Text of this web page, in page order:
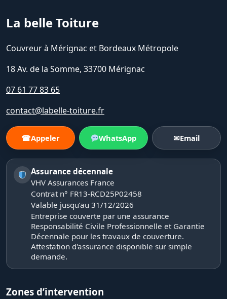
La belle Toiture
Couvreur à Mérignac et Bordeaux Métropole
18 Av. de la Somme, 33700 Mérignac
07 61 77 83 65
contact@labelle-toiture.fr
☎Appeler WhatsApp ✉Email
Assurance décennale
VHV Assurances France
Contrat n° FR13-RCD25P02458
Valable jusqu’au 31/12/2026
Entreprise couverte par une assurance
Responsabilité Civile Professionnelle et Garantie
Décennale pour les travaux de couverture.
Attestation d'assurance disponible sur simple
demande.
Zones d’intervention